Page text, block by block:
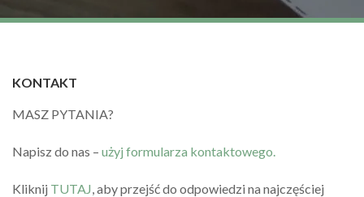
KONTAKT
MASZ PYTANIA?
Napisz do nas – użyj formularza kontaktowego.
Kliknij TUTAJ , aby przejść do odpowiedzi na najczęściej